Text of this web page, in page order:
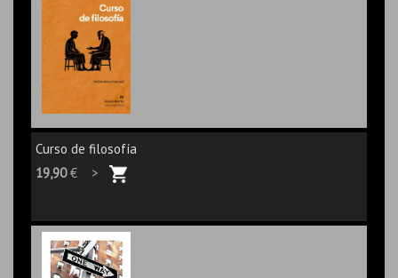
Curso de filosofía
19,90€ >